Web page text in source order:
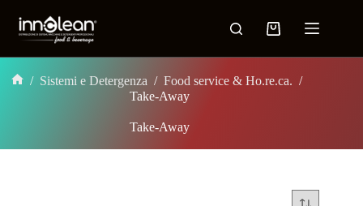
/ Sistemi e Detergenza / Food service & Ho.re.ca. /
Take-Away
Take-Away